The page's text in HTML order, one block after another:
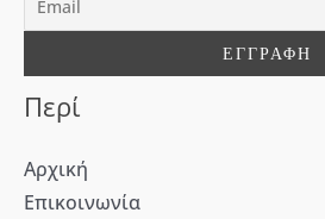
α
Περί
Αρχική
Επικοινωνία